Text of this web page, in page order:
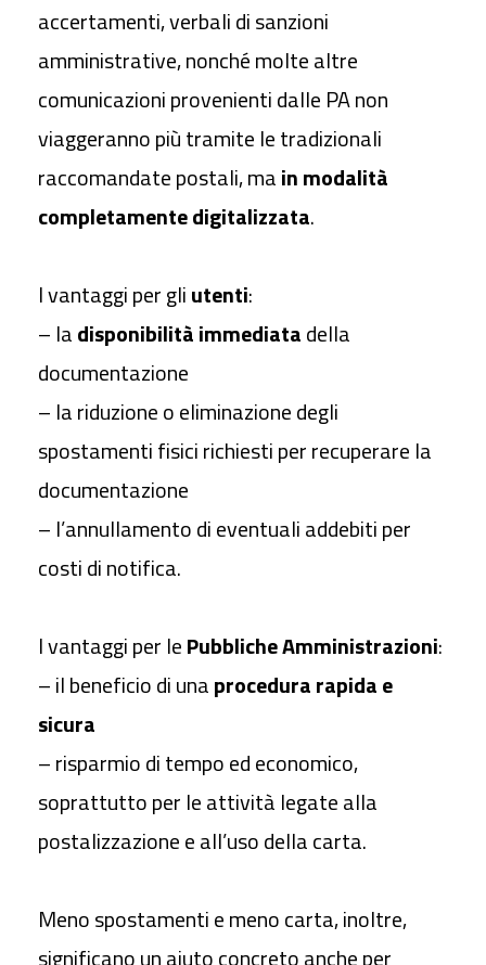
accertamenti, verbali di sanzioni
amministrative, nonché molte altre
comunicazioni provenienti dalle PA non
viaggeranno più tramite le tradizionali
raccomandate postali, main modalità
completamente digitalizzata.
I vantaggi per gliutenti:
– ladisponibilità immediatadella
documentazione
– la riduzione o eliminazione degli
spostamenti fisici richiesti per recuperare la
documentazione
– l’annullamento di eventuali addebiti per
costi di notifica.
I vantaggi per lePubbliche Amministrazioni:
– il beneficio di unaprocedura rapida e
sicura
– risparmio di tempo ed economico,
soprattutto per le attività legate alla
postalizzazione e all’uso della carta.
Meno spostamenti e meno carta, inoltre,
significano un aiuto concreto anche per